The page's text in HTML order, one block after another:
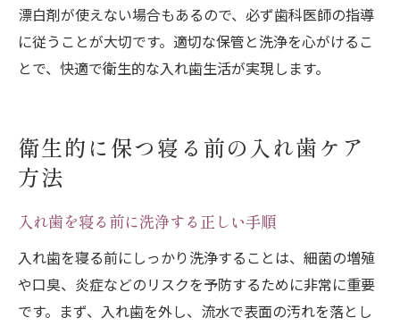
漂白剤が使えない場合もあるので、必ず歯科医師の指導
に従うことが大切です。適切な保管と洗浄を心がけるこ
とで、快適で衛生的な入れ歯生活が実現します。
衛生的に保つ寝る前の入れ歯ケア
方法
入れ歯を寝る前に洗浄する正しい手順
入れ歯を寝る前にしっかり洗浄することは、細菌の増殖
や口臭、炎症などのリスクを予防するために非常に重要
です。まず、入れ歯を外し、流水で表面の汚れを落とし